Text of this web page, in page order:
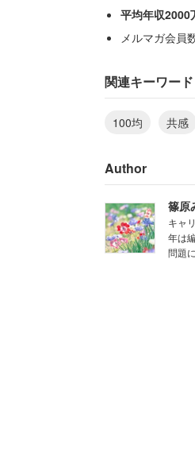
「『この中
る事は出来ま
の激しい商品
「使った事が
もう少しうま
らい自分で判
平均年収2000
メルマガ会員
関連キーワード
100均 共感
Author
篠原
キャ
年は
問題